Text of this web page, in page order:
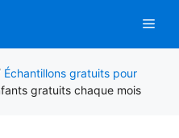
Échantillons gratuits pour
gratuits chaque mois